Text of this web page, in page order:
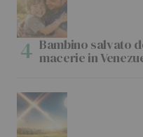
Bambino salvato
macerie in